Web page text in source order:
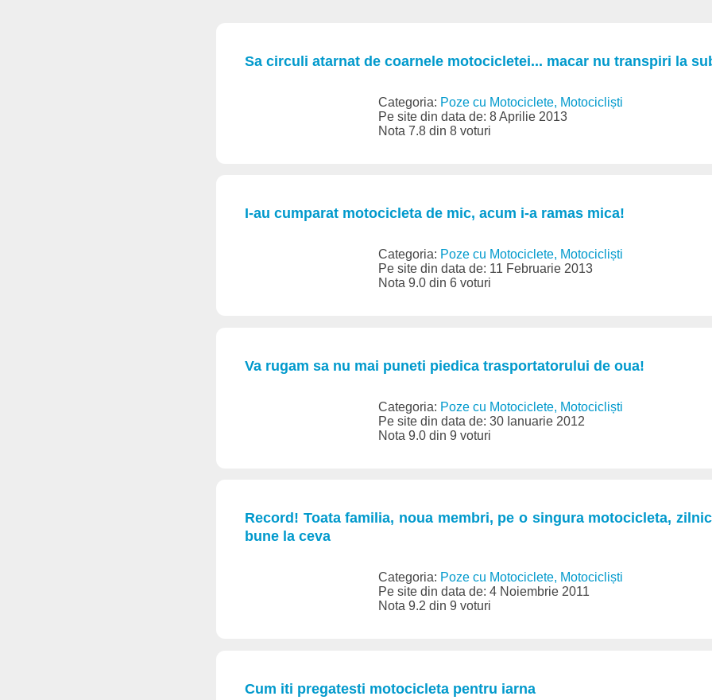
Sa circuli atarnat de coarnele motocicletei... macar nu transpiri la
Categoria: Poze cu Motociclete, Motocicliști
Pe site din data de: 8 Aprilie 2013
Nota 7.8 din 8 voturi
I-au cumparat motocicleta de mic, acum i-a ramas mica!
Categoria: Poze cu Motociclete, Motocicliști
Pe site din data de: 11 Februarie 2013
Nota 9.0 din 6 voturi
Va rugam sa nu mai puneti piedica trasportatorului de oua!
Categoria: Poze cu Motociclete, Motocicliști
Pe site din data de: 30 Ianuarie 2012
Nota 9.0 din 9 voturi
Record! Toata familia, noua membri, pe o singura motocicleta,
bune la ceva
Categoria: Poze cu Motociclete, Motocicliști
Pe site din data de: 4 Noiembrie 2011
Nota 9.2 din 9 voturi
Cum iti pregatesti motocicleta pentru iarna